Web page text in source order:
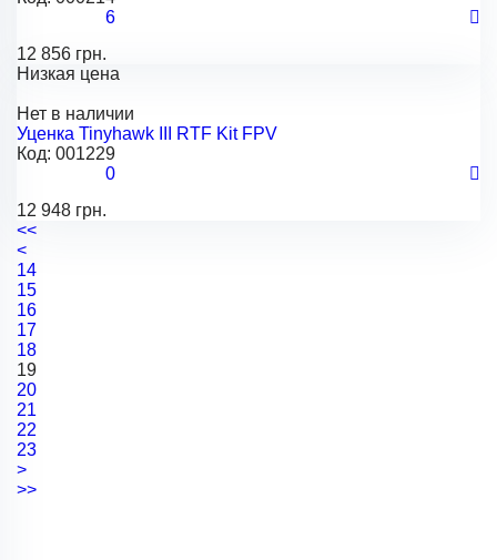
6
12 856 грн.
Низкая цена
Нет в наличии
Уценка Tinyhawk III RTF Kit FPV
Код: 001229
0
12 948 грн.
<<
<
14
15
16
17
18
19
20
21
22
23
>
>>